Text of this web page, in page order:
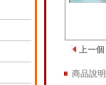
上一個
商品說明